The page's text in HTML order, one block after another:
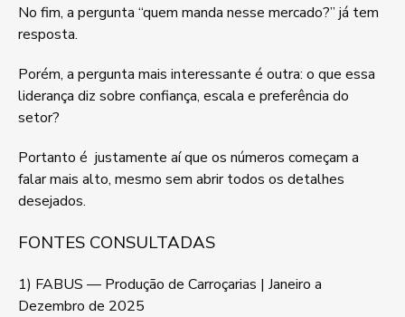
No fim, a pergunta “quem manda nesse mercado?” já tem
resposta.
Porém, a pergunta mais interessante é outra: o que essa
liderança diz sobre confiança, escala e preferência do
setor?
Portanto é justamente aí que os números começam a
falar mais alto, mesmo sem abrir todos os detalhes
desejados.
FONTES CONSULTADAS
1) FABUS — Produção de Carroçarias | Janeiro a
Dezembro de 2025